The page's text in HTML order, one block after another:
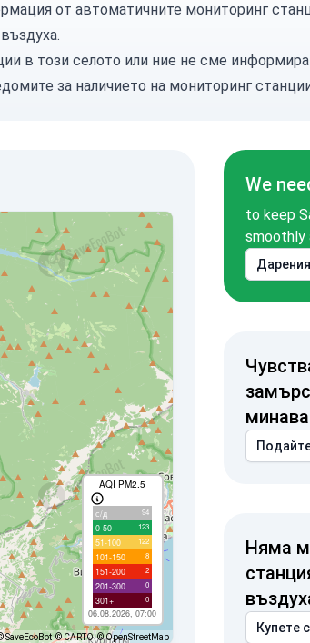
от автоматичните мониторинг
в този селото или ние не сме
за наличието на мониторинг
AQI PM2.5
с/д 94
0-50 123
51-100 122
101-150 8
151-200 2
201-300 0
301+ 0
06.08.2026, 07:00
SaveEcoBot © CARTO © OpenStreetMap
We
to keep
smoothly
Дарения
Няма
Купете